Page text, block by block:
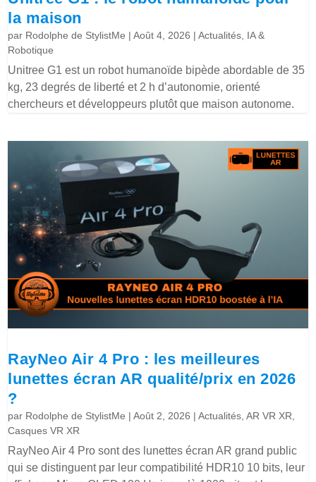
la maison
par Rodolphe de StylistMe |Août 4, 2026 |Actualités IA &
Robotique
Unitree G1 est un robot humanoïde bipède abordable de 35
kg, 23 degrés de liberté et 2 h d’autonomie, orienté
chercheurs et développeurs plutôt que maison autonome.
RayNeo Air 4 Pro : les meilleures
lunettes écran AR qualité/prix en 2026
?
par Rodolphe de StylistMe |Août 2, 2026 |Actualités ,AR VR XR
Casques VR XR
RayNeo Air 4 Pro sont des lunettes écran AR grand public
qui se distinguent par leur compatibilité HDR10 10 bits, leur